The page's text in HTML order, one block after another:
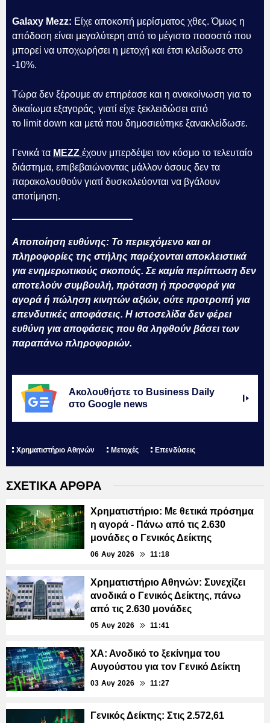
Galaxy Mezz: Είχε αποκοπή μερίσματος χθες. Όμως η
απόδοση είναι μεγαλύτερη από το μέγιστο ποσοστό που
μπορεί να υποχωρήσει η μετοχή και έτσι κλείδωσε στο
-10%.
Τώρα δεν ξέρουμε αν επηρέασε και η ανακοίνωση για το
δικαίωμα εξαγοράς, γιατί είχε ξεκλειδώσει από
το limit down και μετά που δημοσιεύτηκε ξανακλείδωσε.
Γενικά τα ΜΕΖΖ έχουν μπερδέψει τον κόσμο το τελευταίο
διάστημα, επιβεβαιώνοντας μάλλον όσους δεν τα
παρακολουθούν γιατί δυσκολεύονται να βγάλουν
αποτίμηση.
Αποποίηση ευθύνης: Το περιεχόμενο και οι
πληροφορίες της στήλης παρέχονται αποκλειστικά
για ενημερωτικούς σκοπούς. Σε καμία περίπτωση δεν
αποτελούν συμβουλή, πρόταση ή προσφορά για
αγορά ή πώληση κινητών αξιών, ούτε προτροπή για
επενδυτικές αποφάσεις. Η ιστοσελίδα δεν φέρει
ευθύνη για αποφάσεις που θα ληφθούν βάσει των
παραπάνω πληροφοριών.
Ακολουθήστε το Business Daily
στο Google news
Χρηματιστήριο Αθηνών Μετοχές Επενδύσεις
ΣΧΕΤΙΚΑ ΑΡΘΡΑ
Χρηματιστήριο: Με θετικά πρόσημα
η αγορά - Πάνω από τις 2.630
μονάδες ο Γενικός Δείκτης
06 Αυγ 2026 11:18
Χρηματιστήριο Αθηνών: Συνεχίζει
ανοδικά ο Γενικός Δείκτης, πάνω
από τις 2.630 μονάδες
05 Αυγ 2026 11:41
ΧΑ: Ανοδικό το ξεκίνημα του
Αυγούστου για τον Γενικό Δείκτη
03 Αυγ 2026 11:27
Γενικός Δείκτης: Στις 2.572,61